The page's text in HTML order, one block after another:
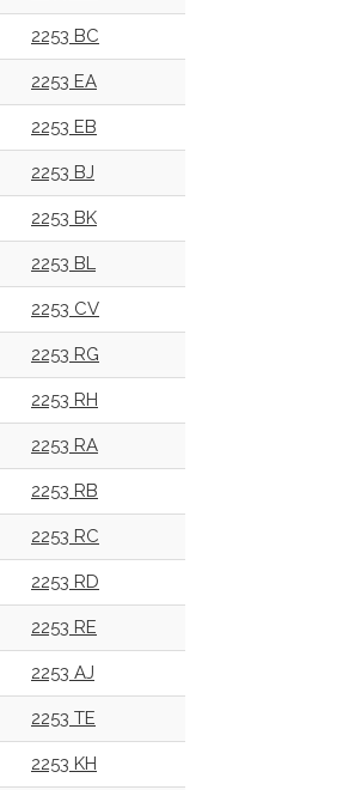
2253 BC
2253 EA
2253 EB
2253 BJ
2253 BK
2253 BL
2253 CV
2253 RG
2253 RH
2253 RA
2253 RB
2253 RC
2253 RD
2253 RE
2253 AJ
2253 TE
2253 KH